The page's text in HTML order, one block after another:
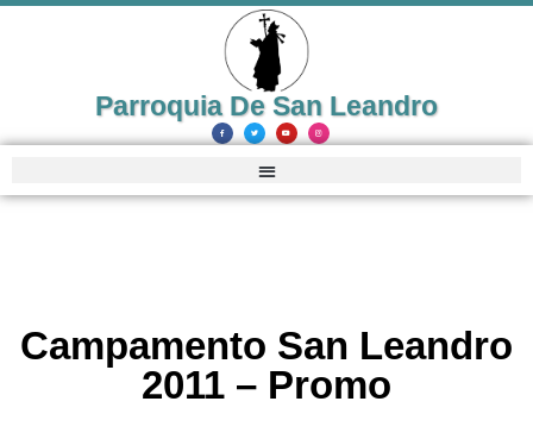
Parroquia De San Leandro
Campamento San Leandro
2011 – Promo